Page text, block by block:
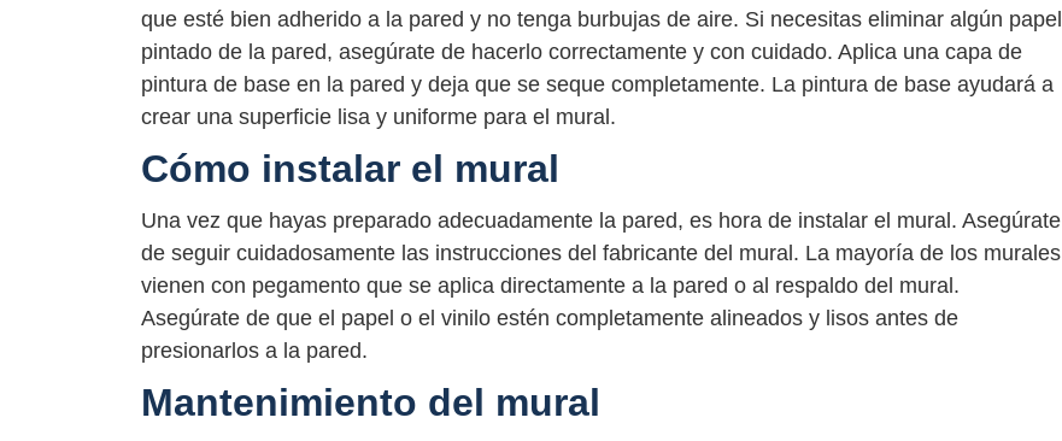
que esté bien adherido a la pared y no tenga burbujas de aire. Si necesitas eliminar algún papel
pintado de la pared, asegúrate de hacerlo correctamente y con cuidado. Aplica una capa de
pintura de base en la pared y deja que se seque completamente. La pintura de base ayudará a
crear una superficie lisa y uniforme para el mural.
Cómo instalar el mural
Una vez que hayas preparado adecuadamente la pared, es hora de instalar el mural. Asegúrate
de seguir cuidadosamente las instrucciones del fabricante del mural. La mayoría de los murales
vienen con pegamento que se aplica directamente a la pared o al respaldo del mural.
Asegúrate de que el papel o el vinilo estén completamente alineados y lisos antes de
presionarlos a la pared.
Mantenimiento del mural